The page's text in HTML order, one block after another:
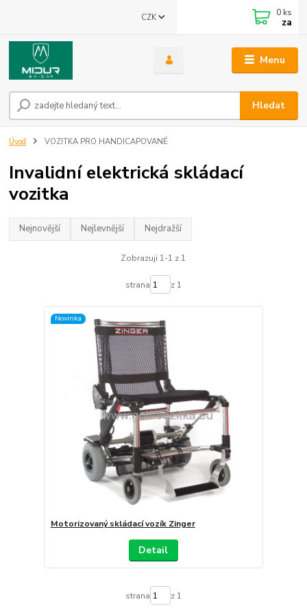
Menu
CZK
Hledat
0 ks
za
Úvod VOZITKA PRO HANDICAPOVANÉ
Invalidní elektrická skládací
vozitka
Nejnovější Nejlevnější Nejdražší
Zobrazuji 1-1 z 1
strana z 1
Novinka
Motorizovaný skládací vozík Zinger
Detail
strana z 1